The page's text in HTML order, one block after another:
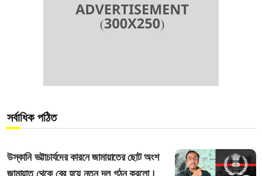
সর্বাধিক পঠিত
উস্কানি ভট্টাচার্যদের কারনে জামায়াতের ছোট অংশ
জামায়াত থেকে বের হয়ে নতুন দল গঠন করলো।